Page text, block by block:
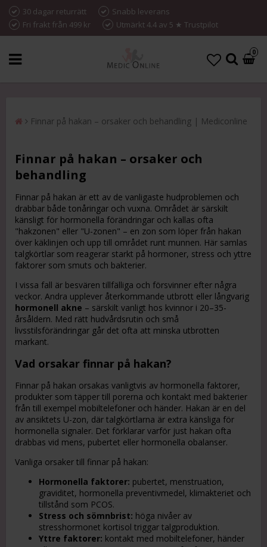
30 dagar returrätt
Snabb leverans
Fri frakt från 499 kr
Utmärkt 4.4 av 5 ★ Trustpilot
0
Finnar på hakan – orsaker och behandling | Mediconline
Finnar på hakan – orsaker och
behandling
Finnar på hakan är ett av de vanligaste hudproblemen och
drabbar både tonåringar och vuxna. Området är särskilt
känsligt för hormonella förändringar och kallas ofta
"hakzonen" eller "U-zonen" – en zon som löper från hakan
över käklinjen och upp till området runt munnen. Här samlas
talgkörtlar som reagerar starkt på hormoner, stress och yttre
faktorer som smuts och bakterier.
I vissa fall är besvären tillfälliga och försvinner efter några
veckor. Andra upplever återkommande utbrott eller långvarig
hormonell akne – särskilt vanligt hos kvinnor i 20–35-
årsåldern. Med rätt hudvårdsrutin och små
livsstilsförändringar går det ofta att minska utbrotten
markant.
Vad orsakar finnar på hakan?
Finnar på hakan orsakas vanligtvis av hormonella faktorer,
produkter som täpper till porerna och kontakt med bakterier
från till exempel mobiltelefoner och händer. Hakan är en del
av ansiktets U-zon, där talgkörtlarna är extra känsliga för
hormonella signaler. Det förklarar varför just hakan ofta
drabbas vid mens, pubertet eller hormonella obalanser.
Vanliga orsaker till finnar på hakan:
Hormonella faktorer: pubertet, menstruation,
graviditet, hormonella preventivmedel, klimakteriet och
tillstånd som PCOS.
Stress och sömnbrist: höga nivåer av
stresshormonet kortisol triggar talgproduktion.
Yttre faktorer: kontakt med mobiltelefoner, händer